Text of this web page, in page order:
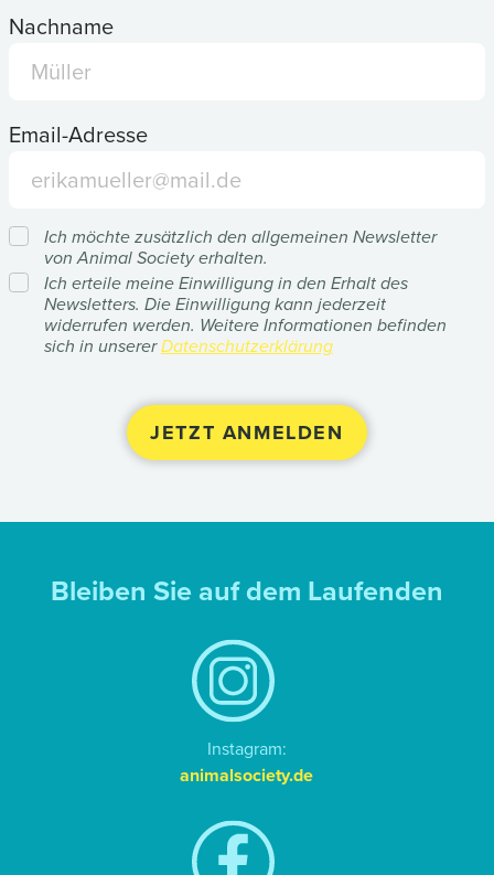
Nachname
Email-Adresse
Ich möchte zusätzlich den allgemeinen Newsletter
von Animal Society erhalten.
Ich erteile meine Einwilligung in den Erhalt des
Newsletters. Die Einwilligung kann jederzeit
widerrufen werden. Weitere Informationen befinden
sich in unsererDatenschutzerklärung
Bleiben Sie auf dem Laufenden
Instagram:
animalsociety.de